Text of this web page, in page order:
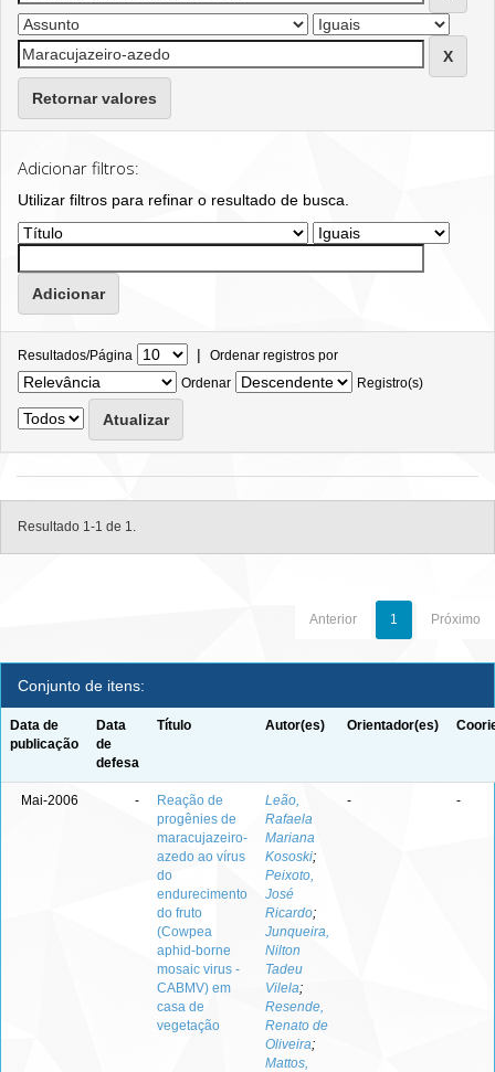
Retornar valores
Adicionar filtros:
Utilizar filtros para refinar o resultado de busca.
Resultados/Página | Ordenar registros por
Ordenar
Registro(s)
Resultado 1-1 de 1.
Anterior 1 Próximo
Conjunto de itens:
Data de
publicação
Data
de
defesa
Título Autor(es) Orientador(es)
Mai-2006 -
Reação de
progênies de
maracujazeiro-
azedo ao vírus
do
endurecimento
do fruto
(Cowpea
aphid-borne
mosaic virus -
CABMV) em
casa de
vegetação
Leão,
Rafaela
Mariana
Kososki;
Peixoto,
José
Ricardo;
Junqueira,
Nilton
Tadeu
Vilela;
Resende,
Renato de
Oliveira;
Mattos,
- -